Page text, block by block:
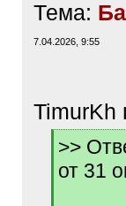
Тема:
7.04.2026, 9:55
TimurKh
[
]
>>
от 31